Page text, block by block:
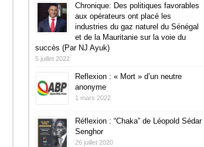
Chronique: Des politiques favorables
aux opérateurs ont placé les
industries du gaz naturel du Sénégal
et de la Mauritanie sur la voie du
succès (Par NJ Ayuk)
5 juillet 2022
Reflexion : « Mort » d’un neutre
anonyme
1 mars 2022
Réflexion : “Chaka” de Léopold Sédar
Senghor
26 juillet 2020